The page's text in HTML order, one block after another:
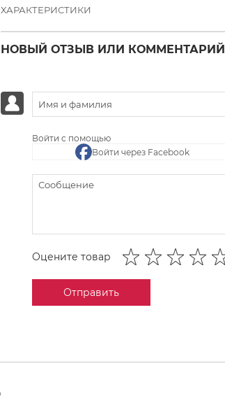
ХАРАКТЕРИСТИКИ
НОВЫЙ ОТЗЫВ ИЛИ КОММЕНТАРИЙ
Войти с помощью
Войти через Facebook
Оцените товар
Отправить